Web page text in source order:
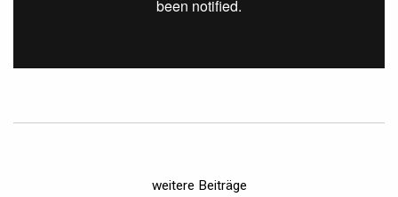
weitere Beiträge